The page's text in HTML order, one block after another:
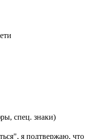
спец. знаки)
я подтвержаю, что